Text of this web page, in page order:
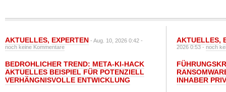
AKTUELLES, EXPERTEN - Aug. 10, 2026 0:42 -
noch keine Kommentare
BEDROHLICHER TREND: META-KI-HACK
AKTUELLES BEISPIEL FÜR POTENZIELL
VERHÄNGNISVOLLE ENTWICKLUNG
AKTUELLES,
2026 0:53 -noch
INHABER